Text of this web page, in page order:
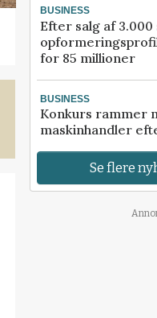
BUSINESS
Efter salg af
for 85 millioner
BUSINESS
Konkurs rammer
maskinhandler
Se flere